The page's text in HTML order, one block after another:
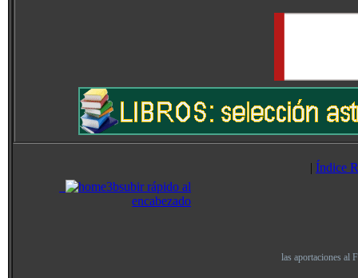
| Índice
subir rápido al
encabezado
las aportaciones al